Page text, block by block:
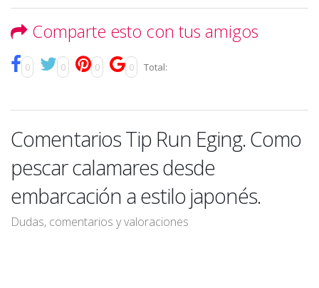
Comparte esto con tus amigos
0 0 0 0 Total:
Comentarios Tip Run Eging. Como
pescar calamares desde
embarcación a estilo japonés.
Dudas, comentarios y valoraciones